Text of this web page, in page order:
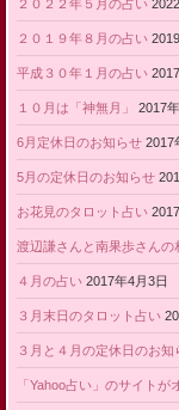
２０２２年５月の占い
２０１９年８月の占い
平成３０年１月の占い
１０月は「神無月」 2017
6月定休日のお知らせ 2017
5月の定休日のお知らせ
お花見のタロット占い
渡辺謙さんと南果歩さんの
４月の占い 2017年4月3日
３月末日のタロット占い
３月と４月の定休日のお知
「Yahoo占い」のサイトが